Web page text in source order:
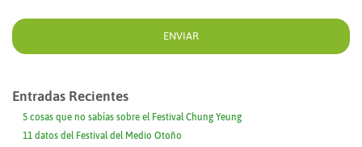
Entradas Recientes
5 cosas que no sabías sobre el Festival Chung Yeung
11 datos del Festival del Medio Otoño